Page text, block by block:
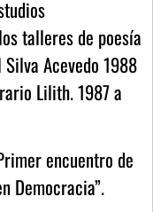
talleres de poesía
Acevedo 1988
Lilith. 1987 a
encuentro de
Democracia”.